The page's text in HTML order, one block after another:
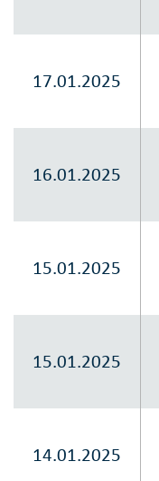
17.01.2025
16.01.2025
15.01.2025
15.01.2025
14.01.2025